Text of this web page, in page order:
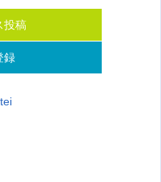
投稿
録